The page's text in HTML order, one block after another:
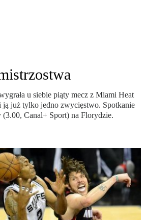
u siebie piąty mecz z Miami Heat
ją już tylko jedno zwycięstwo. Spotkanie
(3.00, Canal+ Sport) na Florydzie.